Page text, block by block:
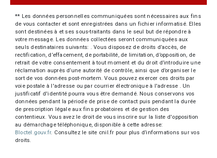
** Les données personnelles communiquées sont nécessaires aux fins
de vous contacter et sont enregistrées dans un fichier informatisé. Elles
sont destinées à et ses sous-traitants dans le seul but de répondre à
votre message. Les données collectées seront communiquées aux
seuls destinataires suivants: . Vous disposez de droits d’accès, de
rectification, d’effacement, de portabilité, de limitation, d’opposition, de
retrait de votre consentement à tout moment et du droit d’introduire une
réclamation auprès d’une autorité de contrôle, ainsi que d’organiser le
sort de vos données post-mortem. Vous pouvez exercer ces droits par
voie postale à l'adresse ou par courrier électronique à l'adresse . Un
justificatif d'identité pourra vous être demandé. Nous conservons vos
données pendant la période de prise de contact puis pendant la durée
de prescription légale aux fins probatoires et de gestion des
contentieux. Vous avez le droit de vous inscrire sur la liste d'opposition
au démarchage téléphonique, disponible à cette adresse:
Bloctel.gouv.fr. Consultez le site cnil.fr pour plus d’informations sur vos
droits.